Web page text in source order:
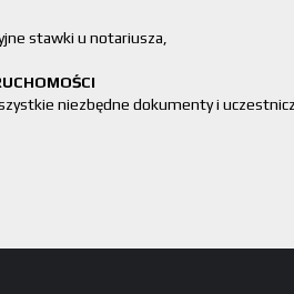
stawki u notariusza,
niezbędne dokumenty i